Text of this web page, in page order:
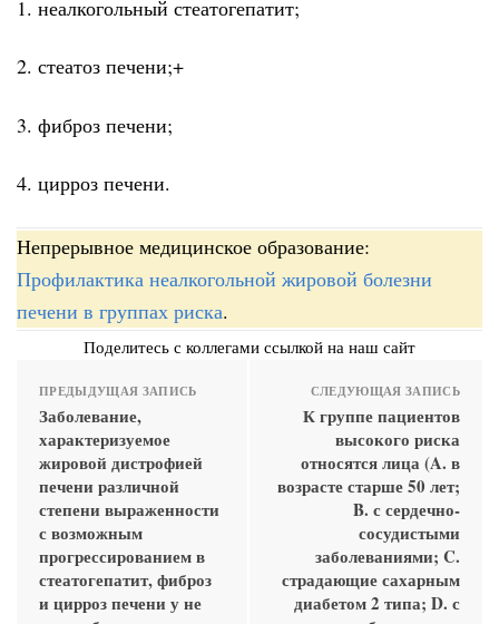
1. неалкогольный стеатогепатит;
2. стеатоз печени;+
3. фиброз печени;
4. цирроз печени.
Непрерывное медицинское образование:
Профилактика неалкогольной жировой болезни
печени в группах риска.
Поделитесь с коллегами ссылкой на наш сайт
ПРЕДЫДУЩАЯ ЗАПИСЬ
Заболевание,
характеризуемое
жировой дистрофией
печени различной
степени выраженности
с возможным
прогрессированием в
стеатогепатит, фиброз
и цирроз печени у не
СЛЕДУЮЩАЯ ЗАПИСЬ
К группе пациентов
высокого риска
относятся лица (A. в
возрасте старше 50 лет;
B. с сердечно-
сосудистыми
заболеваниями; C.
страдающие сахарным
диабетом 2 типа; D. с